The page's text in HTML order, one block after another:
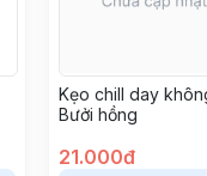
Kẹo chill day
Bưởi hồng
21.000đ